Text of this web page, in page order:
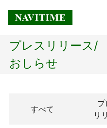
トップページ
経営理念
プレスリリース/
おしらせ
すべて
プ
リ